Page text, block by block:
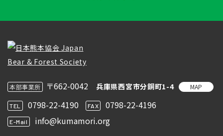
本部事業所 〒662-0042 兵庫県西宮市分銅町1-4 MAP
TEL 0798-22-4190 FAX 0798-22-4196
E-Mail info@kumamori.org